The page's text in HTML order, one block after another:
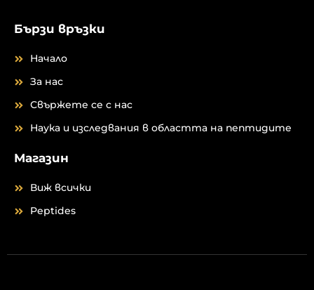
Бързи връзки
Начало
За нас
Свържете се с нас
Наука и изследвания в областта на пептидите
Магазин
Виж всички
Peptides